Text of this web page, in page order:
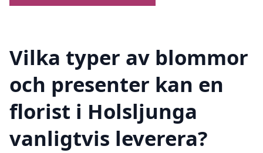
Vilka typer av blommor
och presenter kan en
florist i Holsljunga
vanligtvis leverera?